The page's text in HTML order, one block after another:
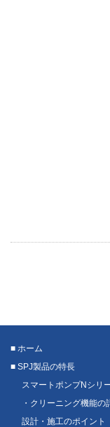
■ ホーム
■ SPJ製品の特長
スマートポンプNシリ
・クリーニング機能の
設計・施工のポイント